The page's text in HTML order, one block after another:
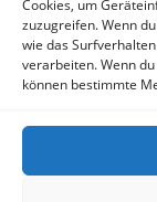
Cookies, um
zuzugreifen. Wenn
wie das
verarbeiten. Wenn
können bestimmte